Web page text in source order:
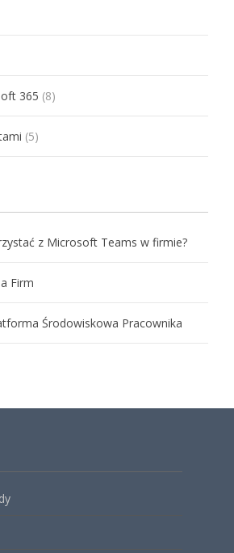
365 (8)
(5)
z Microsoft Teams w firmie?
Firm
Środowiskowa Pracownika